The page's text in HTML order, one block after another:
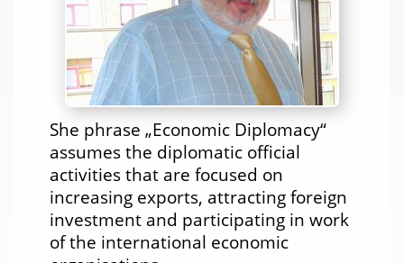
She phrase „Economic Diplomacy“
assumes the diplomatic official
activities that are focused on
increasing exports, attracting foreign
investment and participating in work
of the international economic